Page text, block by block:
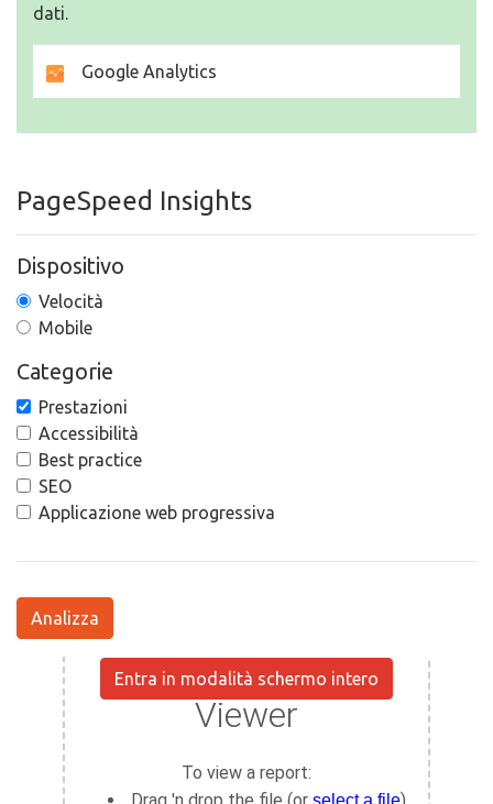
dati.
Google Analytics
PageSpeed Insights
Dispositivo
Velocità
Mobile
Categorie
Prestazioni
Accessibilità
Best practice
SEO
Applicazione web progressiva
Analizza
Entra in modalità schermo intero